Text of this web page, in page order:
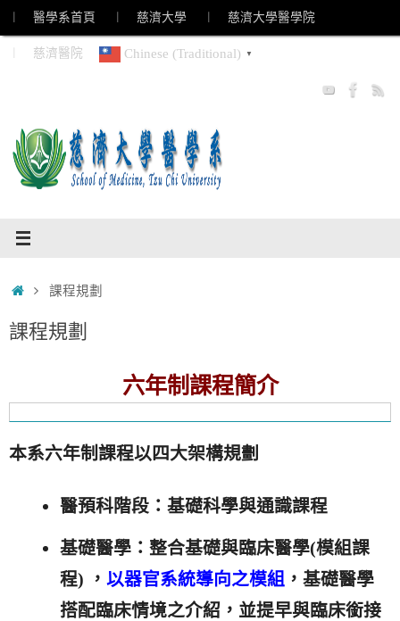
Skip
to
content
︱ 醫學系首頁 ︱ 慈濟大學 ︱ 慈濟大學醫學院
︱ 慈濟醫院 Chinese (Traditional) ▼
Home課程規劃
課程規劃
六年制課程簡介
本系六年制課程以四大架構規劃
醫預科階段：基礎科學與通識課程
基礎醫學：整合基礎與臨床醫學(模組課
程) ， 以器官系統導向之模組 ，基礎醫學
搭配臨床情境之介紹，並提早與臨床銜接